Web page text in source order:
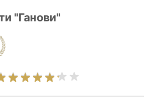
"Ганови"